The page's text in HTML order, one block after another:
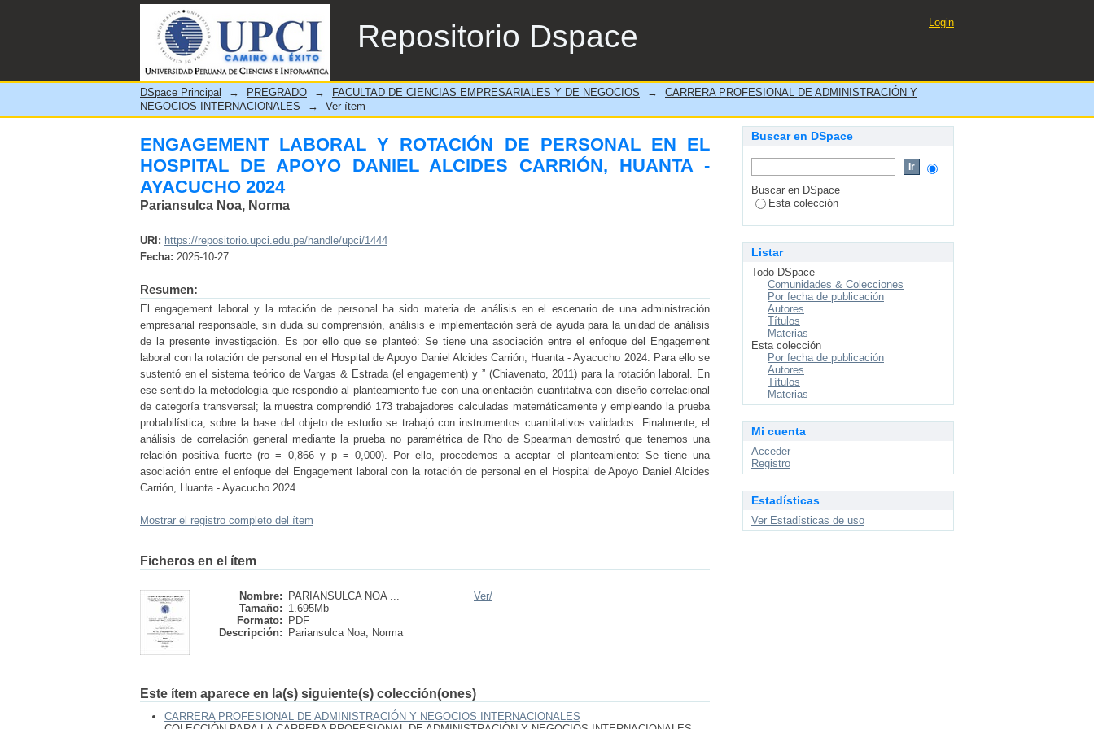
Repositorio Dspace
ENGAGEMENT LABORAL Y ROTACIÓN DE PERSONAL EN EL HOSPITAL DE APOYO DANIEL
ALCIDES CARRIÓN, HUANTA - AYACUCHO 2024
Login
DSpace Principal → PREGRADO → FACULTAD DE CIENCIAS EMPRESARIALES Y DE NEGOCIOS →
CARRERA PROFESIONAL DE ADMINISTRACIÓN Y
NEGOCIOS INTERNACIONALES
→ Ver ítem
ENGAGEMENT LABORAL Y ROTACIÓN DE PERSONAL EN EL
HOSPITAL DE APOYO DANIEL ALCIDES CARRIÓN, HUANTA -
AYACUCHO 2024
Pariansulca Noa, Norma
URI: https://repositorio.upci.edu.pe/handle/upci/1444
Fecha: 2025-10-27
Resumen:
El engagement laboral y la rotación de personal ha sido materia de análisis en el escenario de una administración
empresarial responsable, sin duda su comprensión, análisis e implementación será de ayuda para la unidad de análisis
de la presente investigación. Es por ello que se planteó: Se tiene una asociación entre el enfoque del Engagement
laboral con la rotación de personal en el Hospital de Apoyo Daniel Alcides Carrión, Huanta - Ayacucho 2024. Para ello se
sustentó en el sistema teórico de Vargas & Estrada (el engagement) y ” (Chiavenato, 2011) para la rotación laboral. En
ese sentido la metodología que respondió al planteamiento fue con una orientación cuantitativa con diseño correlacional
de categoría transversal; la muestra comprendió 173 trabajadores calculadas matemáticamente y empleando la prueba
probabilística; sobre la base del objeto de estudio se trabajó con instrumentos cuantitativos validados. Finalmente, el
análisis de correlación general mediante la prueba no paramétrica de Rho de Spearman demostró que tenemos una
relación positiva fuerte (ro = 0,866 y p = 0,000). Por ello, procedemos a aceptar el planteamiento: Se tiene una
asociación entre el enfoque del Engagement laboral con la rotación de personal en el Hospital de Apoyo Daniel Alcides
Carrión, Huanta - Ayacucho 2024.
Mostrar el registro completo del ítem
Ficheros en el ítem
Nombre:
PARIANSULCA NOA ...
Tamaño: 1.695Mb
Formato:
PDF
Descripción:
Pariansulca Noa, Norma
Ver/
Este ítem aparece en la(s) siguiente(s) colección(ones)
CARRERA PROFESIONAL DE ADMINISTRACIÓN Y NEGOCIOS INTERNACIONALES
Buscar en DSpace
Buscar en DSpace
Esta colección
Listar
Todo DSpace
Comunidades & Colecciones
Por fecha de publicación
Autores
Títulos
Materias
Esta colección
Por fecha de publicación
Autores
Títulos
Materias
Mi cuenta
Acceder
Registro
Estadísticas
Ver Estadísticas de uso